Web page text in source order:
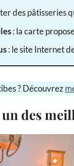
des pâtisseries
: la carte
: le site Internet
? Découvrez
des